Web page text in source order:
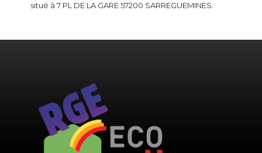
situé à 7 PL DE LA GARE 57200 SARREGUEMINES.